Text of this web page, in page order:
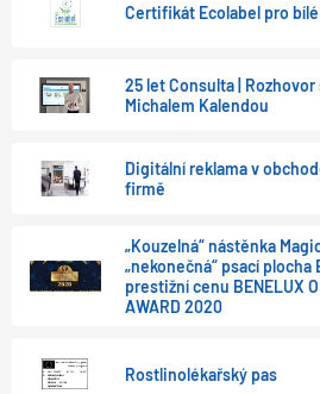
Certifikát Ecolabel pro
25 let Consulta |
Michalem Kalendou
Digitální reklama v
firmě
„Kouzelná“ nástěnka
„nekonečná“ psací plocha
prestižní cenu BENELUX
AWARD 2020
Rostlinolékařský pas